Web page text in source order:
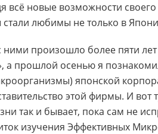
всё новые возможности
любимы не только в
ними произошло более пяти
а прошлой осенью я
японской
этой фирмы. И
так и бывает, пока сам не
изучения Эффективных